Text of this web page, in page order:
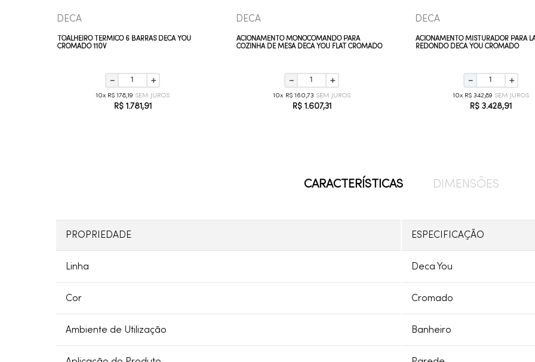
DECA
TOALHEIRO TÉRMICO 6 BARRAS DECA YOU
CROMADO 110V
＋
－
10 R$ 178,19
R$ 1 .781 ,91
DECA
ACIONAMENTO MONOCOMANDO PARA
COZINHA DE MESA DECA YOU FLAT CROMADO
＋
－
10 R$ 160,73
R$ 1 .607,31
DECA
ACIONAMENTO MISTURADOR PARA
REDONDO DECA YOU CROMADO
＋
－
10 R$ 342,89
R$ 3.428,91
CARACTERÍSTICAS DIMENSÕES
PROPRIEDADE ESPECIFICAÇÃO
Linha Deca You
Cor Cromado
Ambiente de Utilização Banheiro